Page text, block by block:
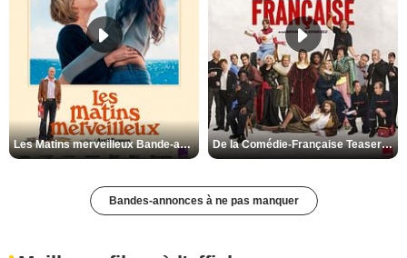
Les Matins merveilleux Bande-annonce VF De la Comédie-Française Teaser VF
Bandes-annonces à ne pas manquer